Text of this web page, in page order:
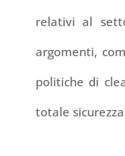
relativi al
argomenti,
politiche di
totale